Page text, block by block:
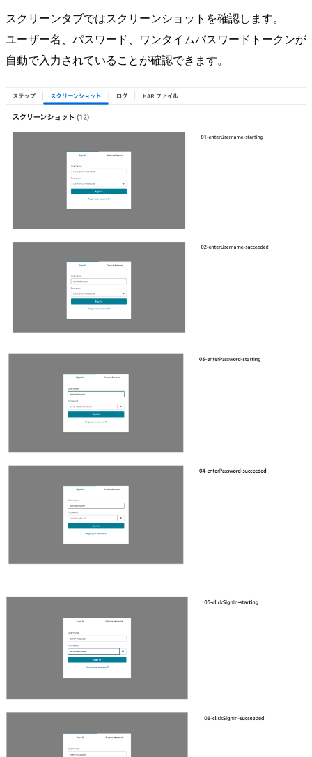
スクリーンタブではスクリーンショットを確認します。
ユーザー名、パスワード、ワンタイムパスワードトークンが
自動で入力されていることが確認できます。